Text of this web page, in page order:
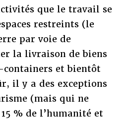
que le travail se
restreints (le
par voie de
la livraison de biens
et bientôt
il y a des exceptions
(mais qui ne
% de l’humanité et